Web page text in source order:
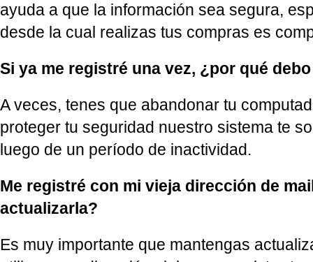
ayuda a que la información sea segura,
desde la cual realizas tus compras es
Si ya me registré una vez, ¿por qué
A veces, tenes que abandonar tu
proteger tu seguridad nuestro sistema te
luego de un período de inactividad.
Me registré con mi vieja dirección de
actualizarla?
Es muy importante que mantengas